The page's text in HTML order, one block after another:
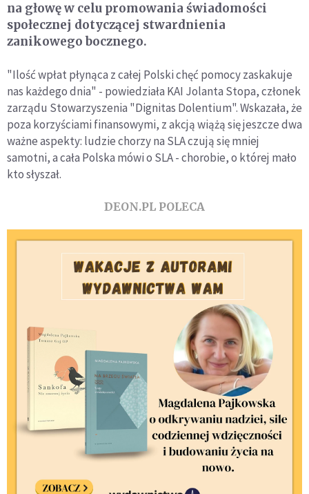
na głowę w celu promowania świadomości
społecznej dotyczącej stwardnienia
zanikowego bocznego.
"Ilość wpłat płynąca z całej Polski chęć pomocy zaskakuje
nas każdego dnia" - powiedziała KAI Jolanta Stopa, członek
zarządu Stowarzyszenia "Dignitas Dolentium". Wskazała, że
poza korzyściami finansowymi, z akcją wiążą się jeszcze dwa
ważne aspekty: ludzie chorzy na SLA czują się mniej
samotni, a cała Polska mówi o SLA - chorobie, o której mało
kto słyszał.
DEON.PL POLECA